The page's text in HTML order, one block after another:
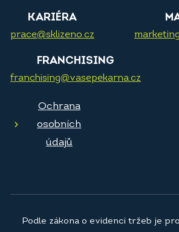
KARIÉRA
prace@sklizeno.cz
FRANCHISING
franchising@vasepekarna.cz
Ochrana
osobních
údajů
Podle zákona o evidenci tržeb je